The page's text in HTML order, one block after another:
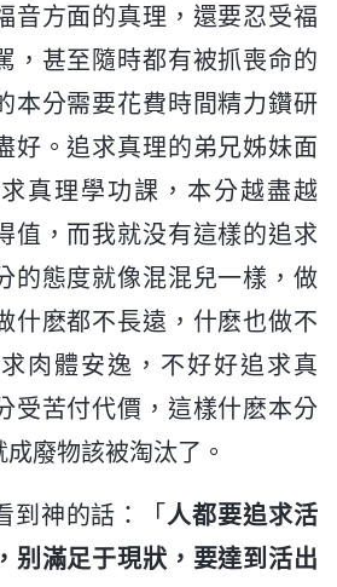
音方面的真理，還要忍受福
，甚至隨時都有被抓喪命的
本分需要花費時間精力鑽研
好。追求真理的弟兄姊妹面
真理學功課，本分越盡越
值，而我就没有這樣的追求
的態度就像混混兒一樣，做
什麽都不長遠，什麽也做不
肉體安逸，不好好追求真
受苦付代價，這樣什麽本分
廢物該被淘汰了。
到神的話：「 人都要追求活
别滿足于現狀，要達到活出